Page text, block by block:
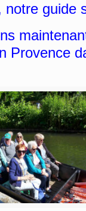
notre
Provence